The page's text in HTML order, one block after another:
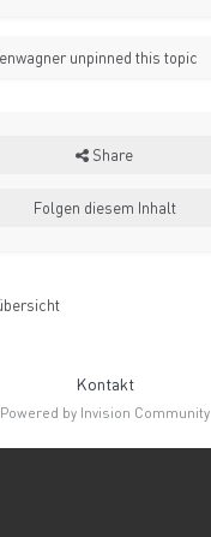
unpinned this topic
Share
Folgen diesem Inhalt
Kontakt
Powered by Invision Community